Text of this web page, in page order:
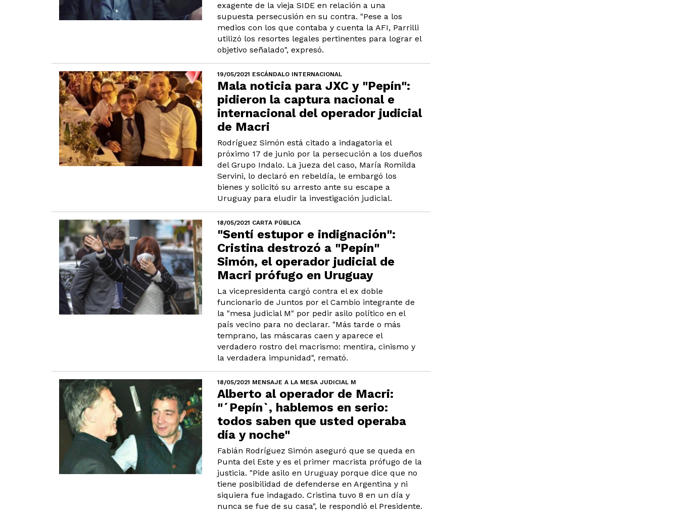
exagente de la vieja SIDE en relación a una
supuesta persecusión en su contra. "Pese a los
medios con los que contaba y cuenta la AFI, Parrilli
utilizó los resortes legales pertinentes para lograr el
objetivo señalado", expresó.
19/05/2021 ESCÁNDALO INTERNACIONAL
Mala noticia para JXC y "Pepín":
pidieron la captura nacional e
internacional del operador judicial
de Macri
Rodríguez Simón está citado a indagatoria el
próximo 17 de junio por la persecución a los dueños
del Grupo Indalo. La jueza del caso, María Romilda
Servini, lo declaró en rebeldía, le embargó los
bienes y solicitó su arresto ante su escape a
Uruguay para eludir la investigación judicial.
18/05/2021 CARTA PÚBLICA
"Sentí estupor e indignación":
Cristina destrozó a "Pepín"
Simón, el operador judicial de
Macri prófugo en Uruguay
La vicepresidenta cargó contra el ex doble
funcionario de Juntos por el Cambio integrante de
la "mesa judicial M" por pedir asilo político en el
país vecino para no declarar. "Más tarde o más
temprano, las máscaras caen y aparece el
verdadero rostro del macrismo: mentira, cinismo y
la verdadera impunidad", remató.
18/05/2021 MENSAJE A LA MESA JUDICIAL M
Alberto al operador de Macri:
"´Pepín`, hablemos en serio:
todos saben que usted operaba
día y noche"
Fabián Rodríguez Simón aseguró que se queda en
Punta del Este y es el primer macrista prófugo de la
justicia. "Pide asilo en Uruguay porque dice que no
tiene posibilidad de defenderse en Argentina y ni
siquiera fue indagado. Cristina tuvo 8 en un día y
nunca se fue de su casa", le respondió el Presidente.